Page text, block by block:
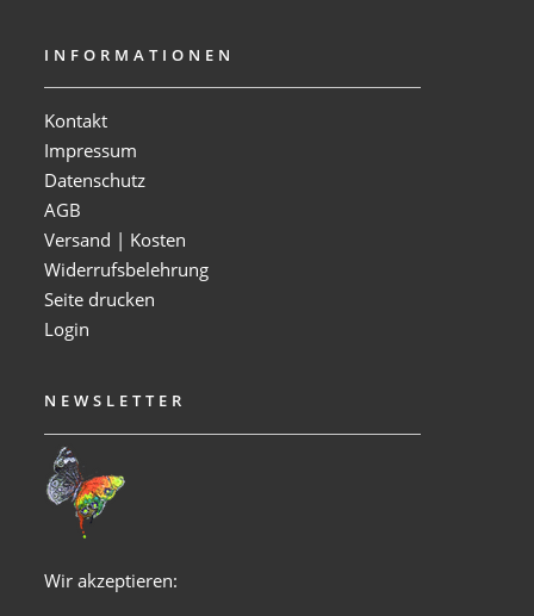
INFORMATIONEN
Kontakt
Impressum
Datenschutz
AGB
Versand | Kosten
Widerrufsbelehrung
Seite drucken
Login
NEWSLETTER
Wir akzeptieren: